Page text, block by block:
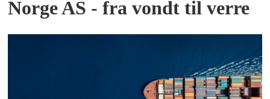
Norge AS - fra vondt til verre